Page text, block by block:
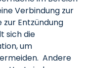
Verbindung zur
Entzündung
sich die
um
Andere